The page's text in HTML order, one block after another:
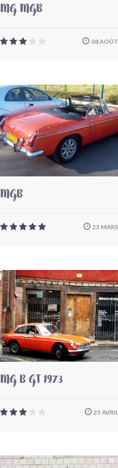
MG MGB
08
MGB
23
MG B GT 1973
25